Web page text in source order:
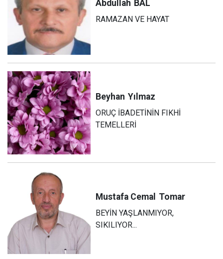
Abdullah BAL
RAMAZAN VE HAYAT
Beyhan Yılmaz
ORUÇ İBADETİNİN FIKHİ
TEMELLERİ
Mustafa Cemal Tomar
BEYİN YAŞLANMIYOR,
SIKILIYOR...